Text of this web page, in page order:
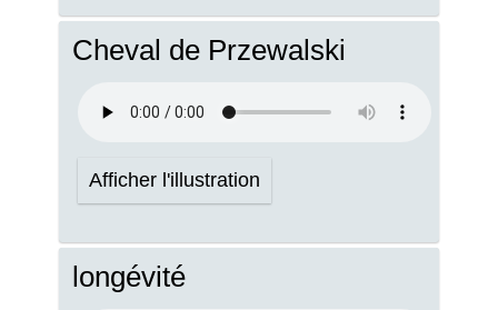
Cheval de Przewalski
Afficher l'illustration
longévité